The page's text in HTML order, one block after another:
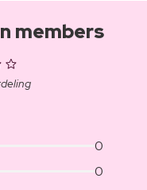
members
0
0